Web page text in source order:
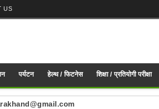
US
पर्यटन हेल्थ / फिटनेस शिक्षा / प्रतियोगी परीक्षा